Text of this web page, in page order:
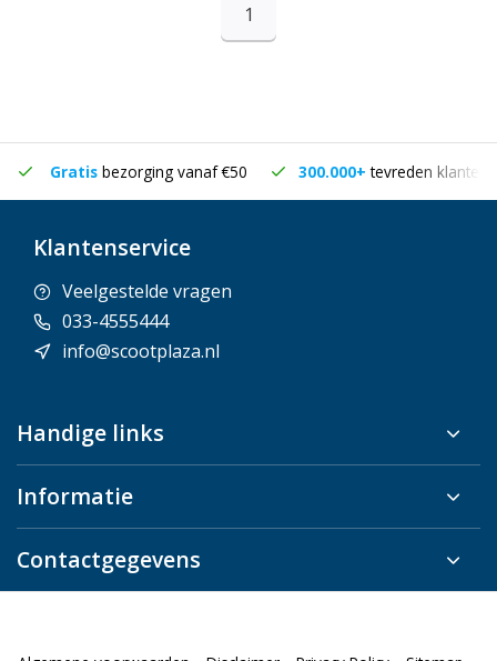
1
Gratis bezorging vanaf €50 300.000+tevreden klanten
Klantenservice
Veelgestelde vragen
033-4555444
info@scootplaza.nl
Handige links
Informatie
Contactgegevens